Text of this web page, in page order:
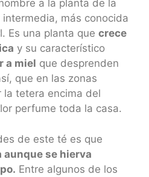
a la planta de la
más conocida
Es una planta que crece
y su característico
a miel que desprenden
que en las zonas
la tetera encima del
perfume toda la casa.
de este té es que
se hierva
Entre algunos de los